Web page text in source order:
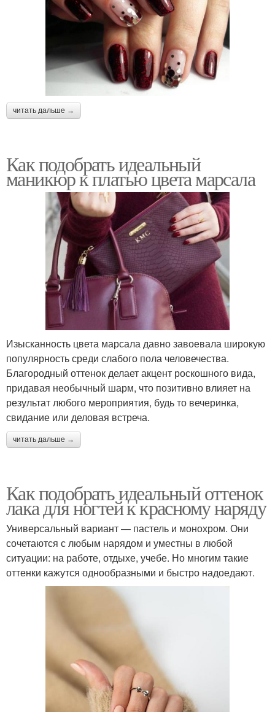
читать дальше →
Как подобрать идеальный
маникюр к платью цвета марсала
Изысканность цвета марсала давно завоевала широкую
популярность среди слабого пола человечества.
Благородный оттенок делает акцент роскошного вида,
придавая необычный шарм, что позитивно влияет на
результат любого мероприятия, будь то вечеринка,
свидание или деловая встреча.
читать дальше →
Как подобрать идеальный оттенок
лака для ногтей к красному наряду
Универсальный вариант — пастель и монохром. Они
сочетаются с любым нарядом и уместны в любой
ситуации: на работе, отдыхе, учебе. Но многим такие
оттенки кажутся однообразными и быстро надоедают.